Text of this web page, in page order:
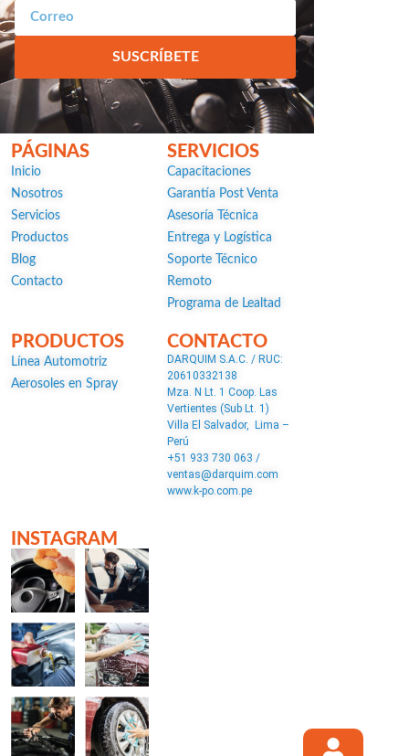
SUSCRÍBETE
PÁGINAS
Inicio
Nosotros
Servicios
Productos
Blog
Contacto
SERVICIOS
Capacitaciones
Garantía Post Venta
Asesoría Técnica
Entrega y Logística
Soporte Técnico
Remoto
Programa de Lealtad
PRODUCTOS
Línea Automotriz
Aerosoles en Spray
CONTACTO
DARQUIM S.A.C. / RUC:
20610332138
Mza. N Lt. 1 Coop. Las
Vertientes (Sub Lt. 1)
Villa El Salvador, Lima –
Perú
+51 933 730 063 /
ventas@darquim.com
www.k-po.com.pe
INSTAGRAM